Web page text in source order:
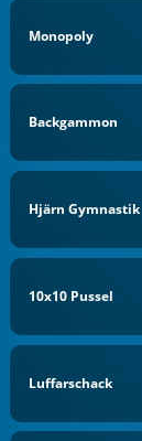
Monopoly
Backgammon
Hjärn Gymnastik
10x10 Pussel
Luffarschack